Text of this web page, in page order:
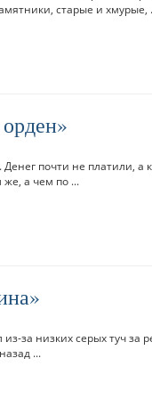
старые и хмурые,
почти не платили,
же, а чем по ...
за низких серых туч
...